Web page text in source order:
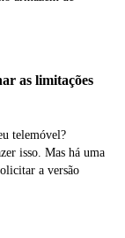
as limitações
telemóvel?
isso. Mas há uma
a versão